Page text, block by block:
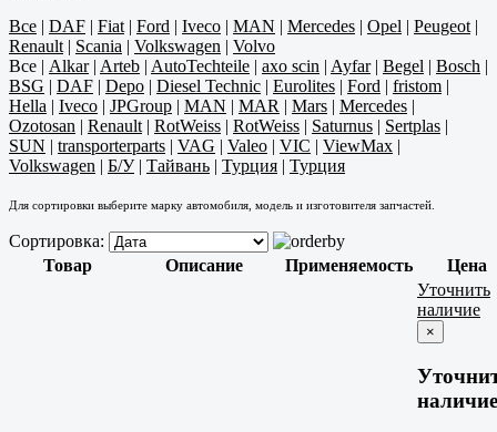
Все | DAF | Fiat | Ford | Iveco | MAN | Mercedes | Opel | Peugeot |
Renault | Scania | Volkswagen | Volvo
Все | Alkar| Arteb | AutoTechteile | axo scin | Ayfar| Begel | Bosch |
BSG | DAF | Depo | Diesel Technic | Eurolites | Ford | fristom |
Hella | Iveco | JPGroup | MAN | MAR | Mars | Mercedes |
Ozotosan | Renault | RotWeiss | RotWeiss | Saturnus | Sertplas |
SUN | transporterparts | VAG | Valeo | VIC | ViewMax |
Volkswagen | Б/У| Тайвань | Турция | Турция
Для сортировки выберите марку автомобиля, модель и изготовителя запчастей.
Сортировка:
Товар
Описание Применяемость Цена
Уточнить
наличие
×
наличие